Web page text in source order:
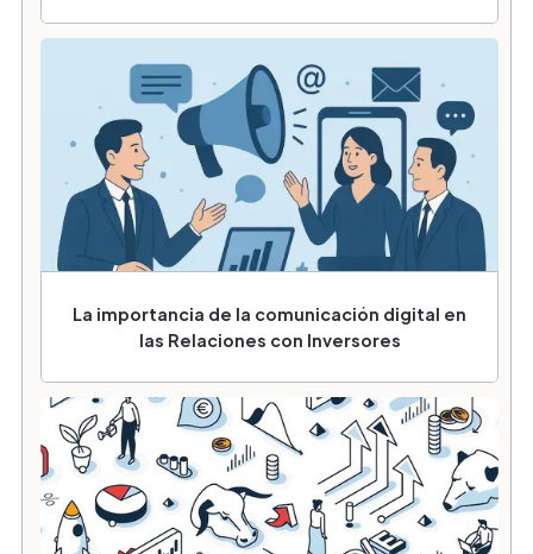
La importancia de la comunicación digital en
las Relaciones con Inversores